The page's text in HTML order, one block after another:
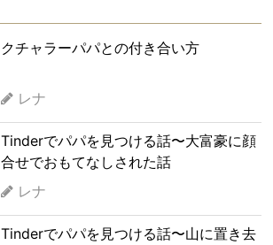
クチャラーパパとの付き合い方
レナ
Tinderでパパを見つける話〜大富豪に顔
合せでおもてなしされた話
レナ
Tinderでパパを見つける話〜山に置き去